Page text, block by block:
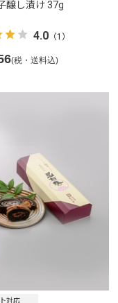
醸し漬け 37g
4.0（1）
(税・送料込)
対応